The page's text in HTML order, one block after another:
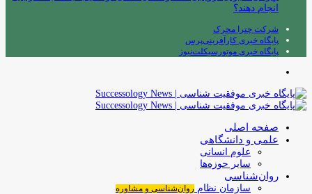
انجام دهند؟
شرکت چترا محرک
پایگاه خبری کارآفرینی‌پرس
پایگاه خبری موتورسیکلت‌نیوز
صفحه اصلی
علمی و دانشگاهی
علوم انسانی
سایر حوزه‌ها
روان‌شناسی
سازمان نظام روان‌شناسی و مشاوره